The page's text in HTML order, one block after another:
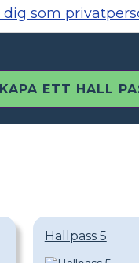
dig som
ETT HALL
Hallpass 5